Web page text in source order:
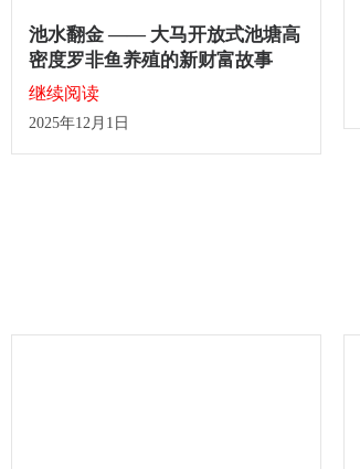
池水翻金 —— 大马开放式池塘高
密度罗非鱼养殖的新财富故事
继续阅读
2025年12月1日